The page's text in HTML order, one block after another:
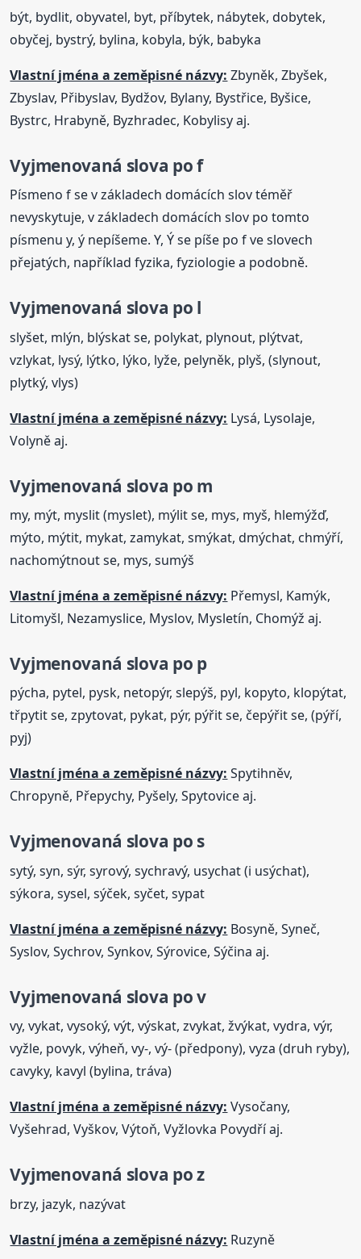
být, bydlit, obyvatel, byt, příbytek, nábytek, dobytek,
obyčej, bystrý, bylina, kobyla, býk, babyka
Vlastní jména a zeměpisné názvy: Zbyněk, Zbyšek,
Zbyslav, Přibyslav, Bydžov, Bylany, Bystřice, Byšice,
Bystrc, Hrabyně, Byzhradec, Kobylisy aj.
Vyjmenovaná slova po f
Písmeno f se v základech domácích slov téměř
nevyskytuje, v základech domácích slov po tomto
písmenu y, ý nepíšeme. Y, Ý se píše po f ve slovech
přejatých, například fyzika, fyziologie a podobně.
Vyjmenovaná slova po l
slyšet, mlýn, blýskat se, polykat, plynout, plýtvat,
vzlykat, lysý, lýtko, lýko, lyže, pelyněk, plyš, (slynout,
plytký, vlys)
Vlastní jména a zeměpisné názvy: Lysá, Lysolaje,
Volyně aj.
Vyjmenovaná slova po m
my, mýt, myslit (myslet), mýlit se, mys, myš, hlemýžď,
mýto, mýtit, mykat, zamykat, smýkat, dmýchat, chmýří,
nachomýtnout se, mys, sumýš
Vlastní jména a zeměpisné názvy: Přemysl, Kamýk,
Litomyšl, Nezamyslice, Myslov, Mysletín, Chomýž aj.
Vyjmenovaná slova po p
pýcha, pytel, pysk, netopýr, slepýš, pyl, kopyto, klopýtat,
třpytit se, zpytovat, pykat, pýr, pýřit se, čepýřit se, (pýří,
pyj)
Vlastní jména a zeměpisné názvy: Spytihněv,
Chropyně, Přepychy, Pyšely, Spytovice aj.
Vyjmenovaná slova po s
sytý, syn, sýr, syrový, sychravý, usychat (i usýchat),
sýkora, sysel, sýček, syčet, sypat
Vlastní jména a zeměpisné názvy: Bosyně, Syneč,
Syslov, Sychrov, Synkov, Sýrovice, Sýčina aj.
Vyjmenovaná slova po v
vy, vykat, vysoký, výt, výskat, zvykat, žvýkat, vydra, výr,
vyžle, povyk, výheň, vy-, vý- (předpony), vyza (druh ryby),
cavyky, kavyl (bylina, tráva)
Vlastní jména a zeměpisné názvy: Vysočany,
Vyšehrad, Vyškov, Výtoň, Vyžlovka Povydří aj.
Vyjmenovaná slova po z
brzy, jazyk, nazývat
Vlastní jména a zeměpisné názvy: Ruzyně